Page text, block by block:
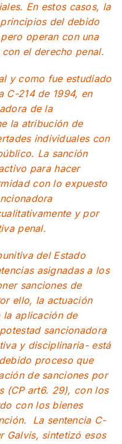
En estos casos, la
del debido
operan con una
el derecho penal.
y como fue estudiado
C-214 de 1994, en
de la
la atribución de
individuales con
La sanción
para hacer
con lo expuesto
y por
penal.
del Estado
asignadas a los
sanciones de
ello, la actuación
la aplicación de
sancionadora
y disciplinaria- está
proceso que
de sanciones por
(CP art6. 29), con los
con los bienes
La sentencia C-
Galvis, sintetizó esos